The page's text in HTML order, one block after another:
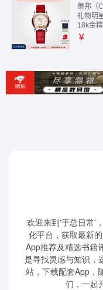
欢迎来到'于总日常'
化平台，获取最新
App推荐及精选书籍
是寻找灵感与知识，
站，下载配套App，
们，一起